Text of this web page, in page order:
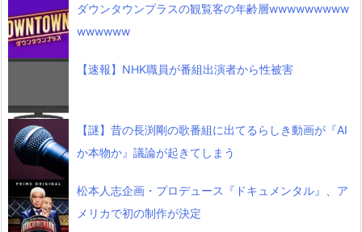
ダウンタウンプラスの観覧客の年齢層wwwwwwwww
wwwwww
【速報】NHK職員が番組出演者から性被害
【謎】昔の長渕剛の歌番組に出てるらしき動画が『AI
か本物か』議論が起きてしまう
松本人志企画・プロデュース『ドキュメンタル』、ア
メリカで初の制作が決定